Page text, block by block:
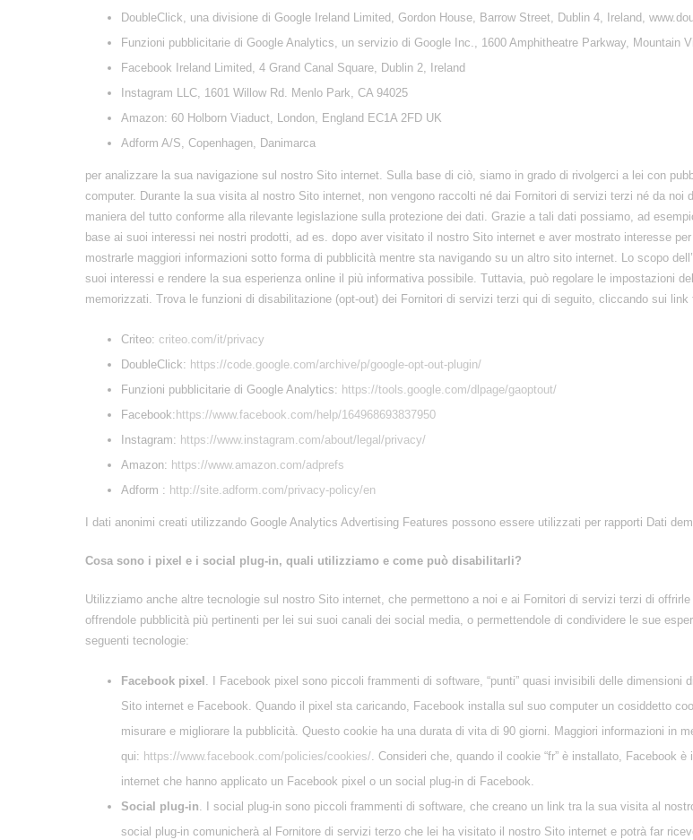
DoubleClick, una divisione di Google Ireland Limited, Gordon House, Barrow Street, Dublin 4, Ireland,
Funzioni pubblicitarie di Google Analytics, un servizio di Google Inc., 1600 Amphitheatre Parkway, Mountain
Facebook Ireland Limited, 4 Grand Canal Square, Dublin 2, Ireland
Instagram LLC, 1601 Willow Rd. Menlo Park, CA 94025
Amazon: 60 Holborn Viaduct, London, England EC1A 2FD UK
Adform A/S, Copenhagen, Danimarca
per analizzare la sua navigazione sul nostro Sito internet. Sulla base di ciò, siamo in grado di rivolgerci a lei con
computer. Durante la sua visita al nostro Sito internet, non vengono raccolti né dai Fornitori di servizi terzi né da
maniera del tutto conforme alla rilevante legislazione sulla protezione dei dati. Grazie a tali dati possiamo, ad
base ai suoi interessi nei nostri prodotti, ad es. dopo aver visitato il nostro Sito internet e aver mostrato interesse
mostrarle maggiori informazioni sotto forma di pubblicità mentre sta navigando su un altro sito internet. Lo scopo
suoi interessi e rendere la sua esperienza online il più informativa possibile. Tuttavia, può regolare le impostazioni
memorizzati. Trova le funzioni di disabilitazione (opt-out) dei Fornitori di servizi terzi qui di seguito, cliccando sui link
Criteo: criteo.com/it/privacy
DoubleClick: https://code.google.com/archive/p/google-opt-out-plugin/
Funzioni pubblicitarie di Google Analytics: https://tools.google.com/dlpage/gaoptout/
Facebook: https://www.facebook.com/help/164968693837950
Instagram: https://www.instagram.com/about/legal/privacy/
Amazon: https://www.amazon.com/adprefs
Adform : http://site.adform.com/privacy-policy/en
I dati anonimi creati utilizzando Google Analytics Advertising Features possono essere utilizzati per rapporti Dati
Cosa sono i pixel e i social plug-in, quali utilizziamo e come può disabilitarli?
Utilizziamo anche altre tecnologie sul nostro Sito internet, che permettono a noi e ai Fornitori di servizi terzi di
offrendole pubblicità più pertinenti per lei sui suoi canali dei social media, o permettendole di condividere le sue
seguenti tecnologie:
Facebook pixel . I Facebook pixel sono piccoli frammenti di software, “punti” quasi invisibili delle
Sito internet e Facebook. Quando il pixel sta caricando, Facebook installa sul suo computer un cosiddetto
misurare e migliorare la pubblicità. Questo cookie ha una durata di vita di 90 giorni. Maggiori informazioni in
qui: https://www.facebook.com/policies/cookies/. Consideri che, quando il cookie “fr” è installato, Facebook
internet che hanno applicato un Facebook pixel o un social plug-in di Facebook.
Social plug-in. I social plug-in sono piccoli frammenti di software, che creano un link tra la sua visita al
social plug-in comunicherà al Fornitore di servizi terzo che lei ha visitato il nostro Sito internet e potrà far